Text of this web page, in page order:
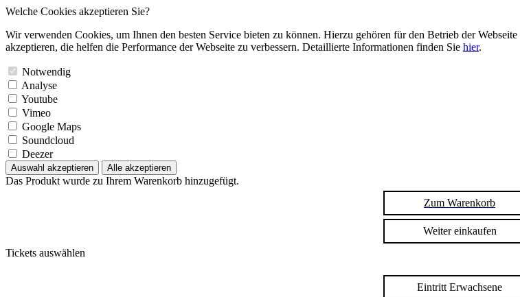
Welche Cookies akzeptieren Sie?
Wir verwenden Cookies, um Ihnen den besten Service bieten zu können. Hierzu gehören für den Betrieb der
akzeptieren, die helfen die Performance der Webseite zu verbessern. Detaillierte Informationen finden Sie hier.
Notwendig
Analyse
Youtube
Vimeo
Google Maps
Soundcloud
Deezer
Auswahl akzeptieren Alle akzeptieren
Das Produkt wurde zu Ihrem Warenkorb hinzugefügt.
Zum Warenkorb
Weiter einkaufen
Tickets auswählen
Eintritt Erwachsene